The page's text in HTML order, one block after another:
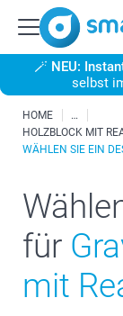
🪄 NEU:
selbst
HOME
HOLZBLOCK MIT
WÄHLEN SIE EIN
für
mit